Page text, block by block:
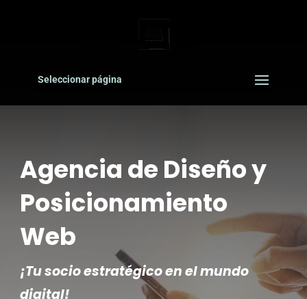
Seleccionar página
Agencia de Diseño y
Posicionamiento
Web
¡Tu socio estratégico en el mundo
digital!